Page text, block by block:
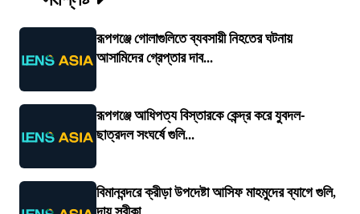
রূপগঞ্জে গোলাগুলিতে ব্যবসায়ী নিহতের ঘটনায়
আসামিদের গ্রেপ্তার দাব...
রূপগঞ্জে আধিপত্য বিস্তারকে কেন্দ্র করে যুবদল-
ছাত্রদল সংঘর্ষে গুলি...
বিমানবন্দরে ক্রীড়া উপদেষ্টা আসিফ মাহমুদের ব্যাগে গুলি,